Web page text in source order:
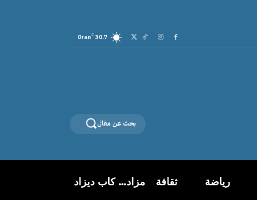
30.7
C
Oran
بحث عن مقال
رياضة ثقافة مزاد… كاب ديزاد